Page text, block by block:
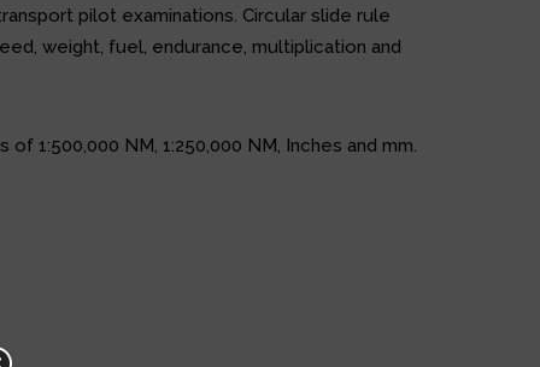
pilot examinations. Circular slide rule
weight, fuel, endurance, multiplication and
1:500,000 NM, 1:250,000 NM, Inches and mm.